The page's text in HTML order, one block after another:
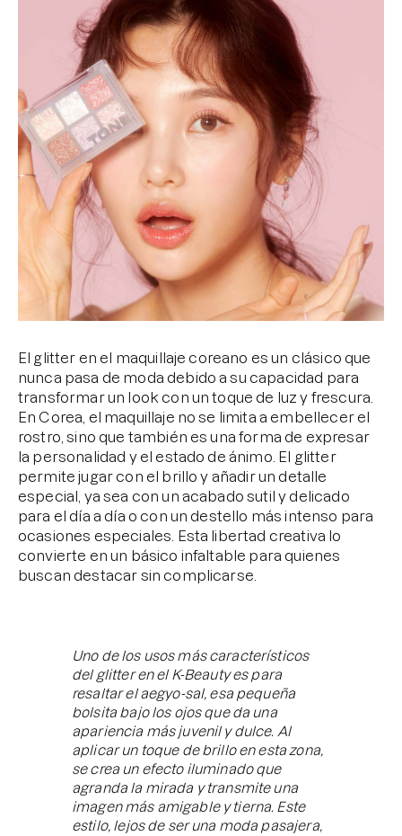
Protector Solar en Barra No.1
Parche para granitos
Rastrear mi Pedido
Parches para granitos internos
Parches para manchitas pos acné
El glitter en el maquillaje coreano es un clásico que
nunca pasa de moda debido a su capacidad para
transformar un look con un toque de luz y frescura.
En Corea, el maquillaje no se limita a embellecer el
rostro, sino que también es una forma de expresar
la personalidad y el estado de ánimo. El glitter
permite jugar con el brillo y añadir un detalle
especial, ya sea con un acabado sutil y delicado
para el día a día o con un destello más intenso para
ocasiones especiales. Esta libertad creativa lo
convierte en un básico infaltable para quienes
buscan destacar sin complicarse.
Uno de los usos más característicos
del glitter en el K-Beauty es para
resaltar el aegyo-sal, esa pequeña
bolsita bajo los ojos que da una
apariencia más juvenil y dulce. Al
aplicar un toque de brillo en esta zona,
se crea un efecto iluminado que
agranda la mirada y transmite una
imagen más amigable y tierna. Este
estilo, lejos de ser una moda pasajera,